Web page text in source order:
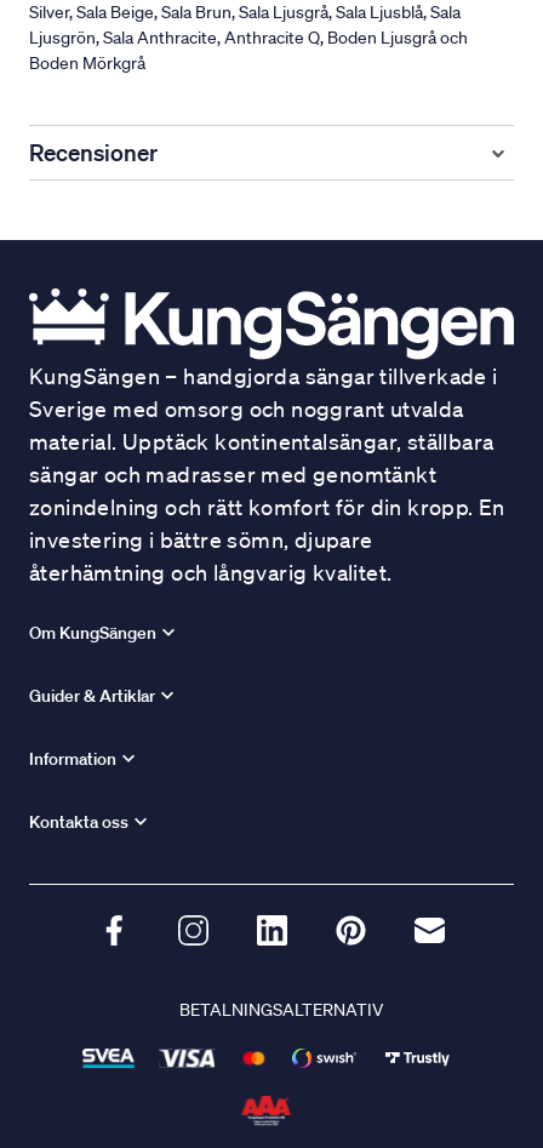
Silver, Sala Beige, Sala Brun, Sala Ljusgrå, Sala Ljusblå, Sala
Ljusgrön, Sala Anthracite, Anthracite Q, Boden Ljusgrå och
Boden Mörkgrå
Recensioner
KungSängen – handgjorda sängar tillverkade i
Sverige med omsorg och noggrant utvalda
material. Upptäck kontinentalsängar, ställbara
sängar och madrasser med genomtänkt
zonindelning och rätt komfort för din kropp. En
investering i bättre sömn, djupare
återhämtning och långvarig kvalitet.
Om KungSängen
Guider & Artiklar
Information
Kontakta oss
BETALNINGSALTERNATIV